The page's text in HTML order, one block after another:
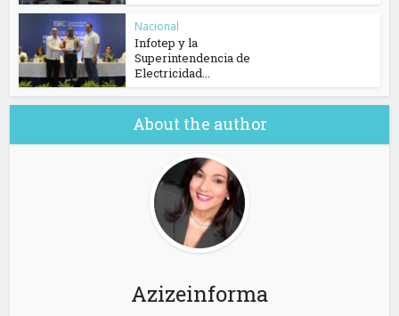
Nacional
Infotep y la
Superintendencia de
Electricidad...
About the author
Azizeinforma